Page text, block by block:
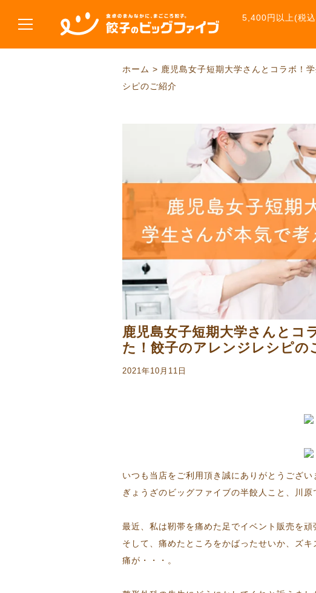
5,400円以上(税
ホーム > 鹿児島女子短期大学さんとコラボ！
シピのご紹介
鹿児島女子短期大学さんとコ
た！餃子のアレンジレシピの
2021年10月11日
いつも当店をご利用頂き誠にありがとうござい
ぎょうざのビッグファイブの半餃人こと、川
最近、私は靭帯を痛めた足でイベント販売を頑
そして、痛めたところをかばったせいか、ズ
痛が・・・。